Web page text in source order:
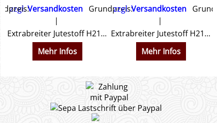
zzgl.Versandkosten Grundpreis:
Extrabreiter Jutestoff H215 (180 cm). Grobes Gewebe (215 g/m²) für Hangbefestigung, Garten & Dekoration. Natürlicher Rupfen mit 2-3 mm Fadenabstand. Jetzt online bestellen!
Mehr Infos
zzgl.Versandkosten
Extrabreiter Jutestoff H215 (180 cm). Grobes Gewebe (215 g/m²) für Hangbefestigung, Garten & Dekoration. Natürlicher Rupfen mit 2-3 mm Fadenabstand. Jetzt online bestellen!
Mehr Infos